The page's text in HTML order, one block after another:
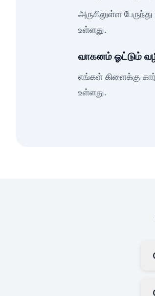
அருகிலுள்ள
உள்ளது.
வாகனம் ஓட்டும்
எங்கள் கிளைக்கு
உள்ளது.